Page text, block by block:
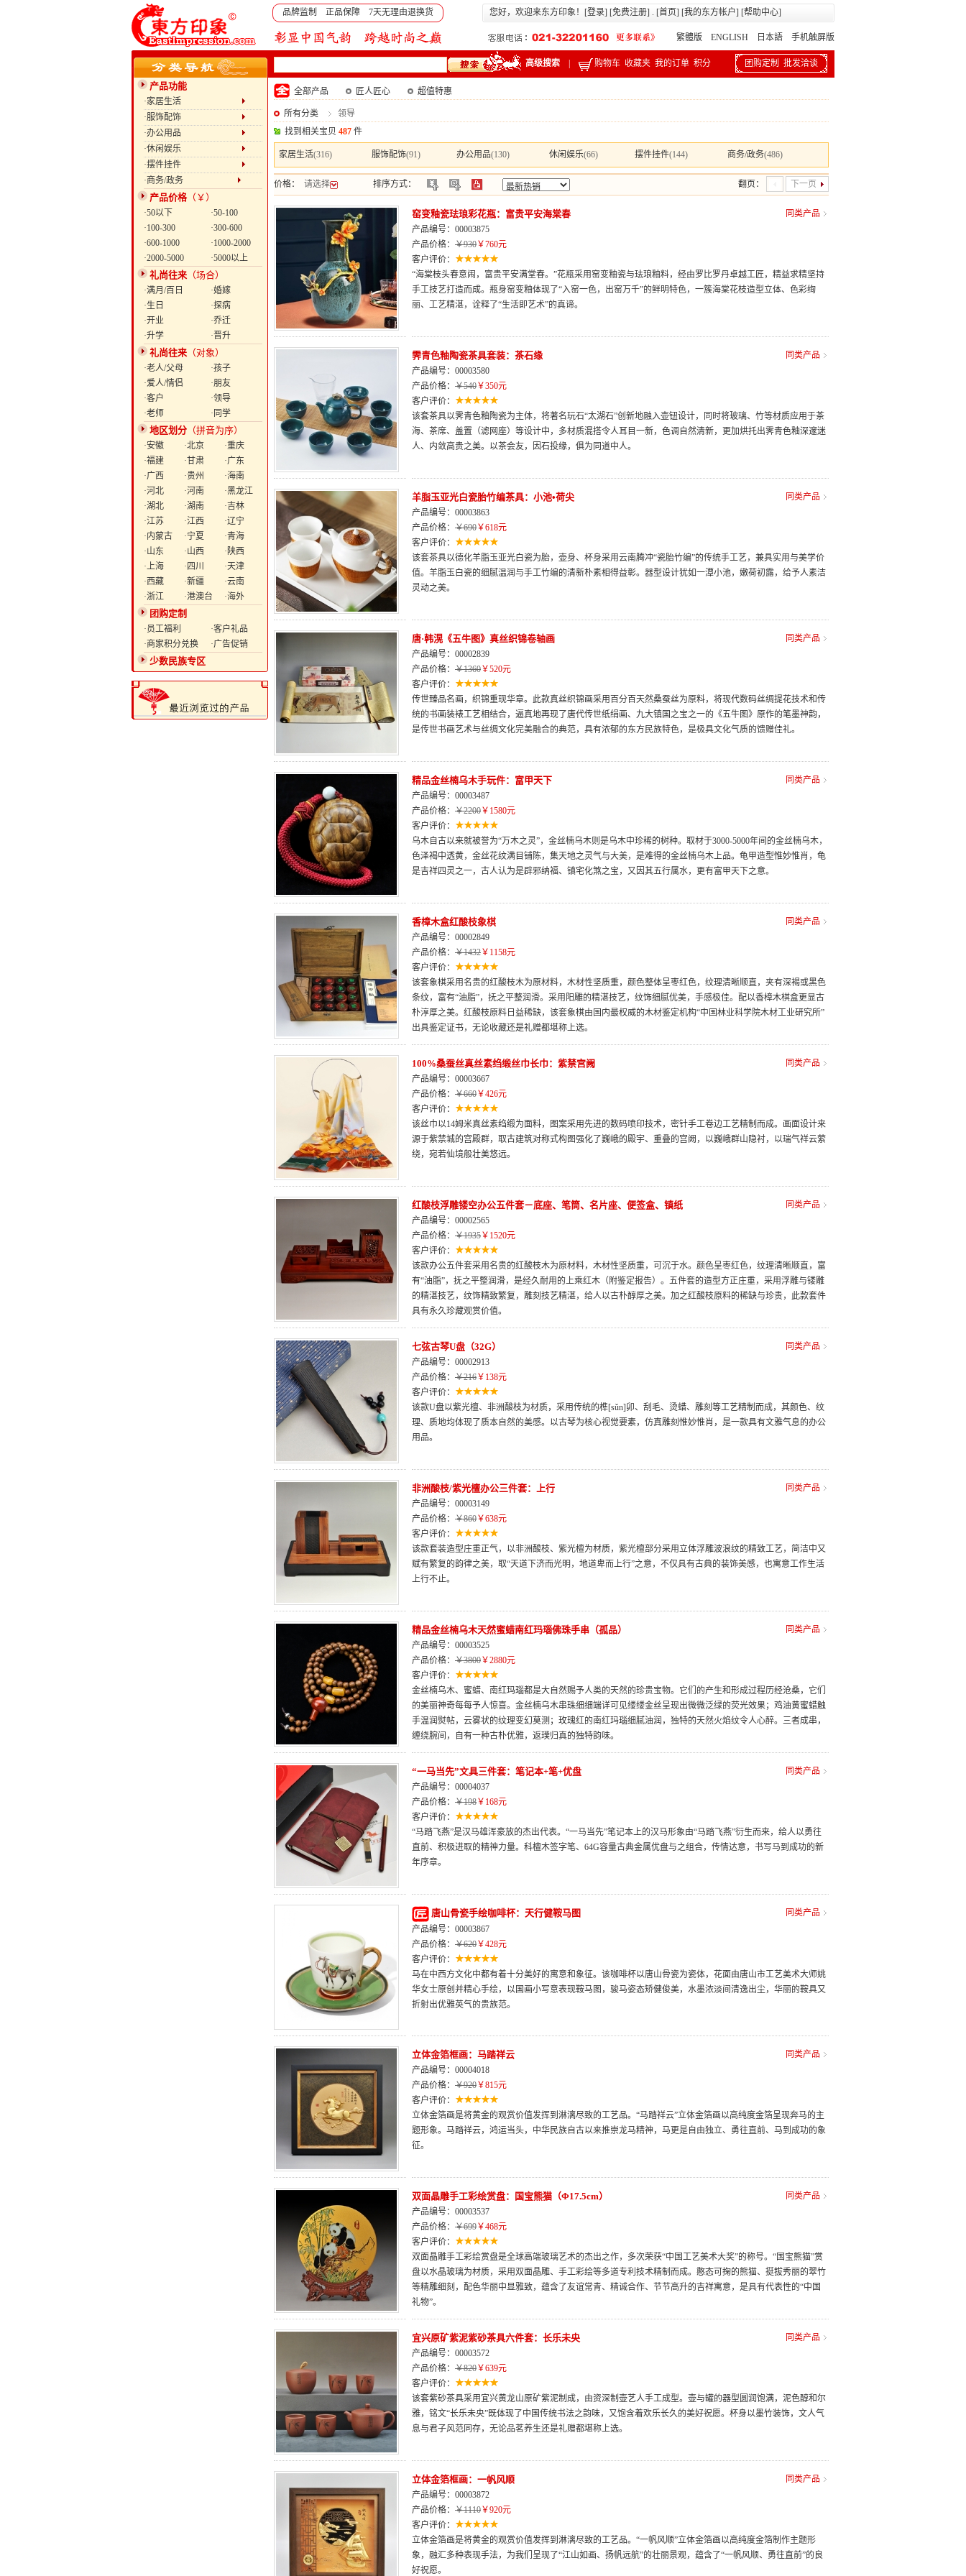
品牌监制 正品保障 7天无理由退换货 您好，欢迎来东方印象！[登录] [免费注册] . [首页] [我的东方帐户] [帮助中心]
繁體版 ENGLISH 日本語 手机触屏版
高级搜索 购物车 收藏夹 我的订单 积分 团购定制 批发洽谈
产品功能
·家居生活
·服饰配饰
·办公用品
·休闲娱乐
·摆件挂件
·商务/政务
产品价格（￥）
·50以下
·50-100
·100-300
·300-600
·600-1000
·1000-2000
·2000-5000
·5000以上
礼尚往来 （场合）
·满月/百日
·婚嫁
·生日
·探病
·开业
·乔迁
·升学
·晋升
礼尚往来 （对象）
·老人/父母
·孩子
·爱人/情侣
·朋友
·客户
·领导
·老师
·同学
地区划分 （拼音为序）
·安徽 ·北京
·重庆
·福建
·甘肃
·广东
·广西
·贵州
·海南
·河北
·河南
·黑龙江
·湖北
·湖南
·吉林
·江苏
·江西
·辽宁
·内蒙古
·宁夏
·青海
·山东
·山西
·陕西
·上海
·四川
·天津
·西藏
·新疆
·云南
·浙江
·港澳台 ·海外
团购定制
·员工福利
·客户礼品
·商家积分兑换
·广告促销
少数民族专区
全部产品 匠人匠心 超值特惠
所有分类
领导
找到相关宝贝 487 件
家居生活(316) 服饰配饰(91) 办公用品(130) 休闲娱乐(66) 摆件挂件(144) 商务/政务(486)
价格： 请选择 排序方式： 翻页： 下一页
窑变釉瓷珐琅彩花瓶：富贵平安海棠春
同类产品
产品编号：00003875
产品价格： ￥930￥760元
客户评价：
“海棠枝头春意闹，富贵平安满堂春。”花瓶采用窑变釉瓷与珐琅釉料，经由罗比罗丹卓越工匠，精益求精坚持
手工技艺打造而成。瓶身窑变釉体现了“入窑一色，出窑万千”的鲜明特色，一簇海棠花枝造型立体、色彩绚
丽、工艺精湛，诠释了“生活即艺术”的真谛。
霁青色釉陶瓷茶具套装：茶石缘
同类产品
产品编号：00003580
产品价格： ￥540￥350元
客户评价：
该套茶具以霁青色釉陶瓷为主体，将著名玩石“太湖石”创新地融入壶钮设计，同时将玻璃、竹等材质应用于茶
海、茶席、盖置（滤网座）等设计中，多材质混搭令人耳目一新，色调自然清新，更加烘托出霁青色釉深邃迷
人、内敛高贵之美。以茶会友，因石投缘，俱为同道中人。
羊脂玉亚光白瓷胎竹编茶具：小池•荷尖
同类产品
产品编号：00003863
产品价格： ￥690￥618元
客户评价：
该套茶具以德化羊脂玉亚光白瓷为胎，壶身、杯身采用云南腾冲“瓷胎竹编”的传统手工艺，兼具实用与美学价
值。羊脂玉白瓷的细腻温润与手工竹编的清新朴素相得益彰。器型设计犹如一潭小池，嫩荷初露，给予人素洁
灵动之美。
唐·韩滉《五牛图》真丝织锦卷轴画
同类产品
产品编号：00002839
产品价格： ￥1360￥520元
客户评价：
传世臻品名画，织锦重现华章。此款真丝织锦画采用百分百天然桑蚕丝为原料，将现代数码丝绸提花技术和传
统的书画装裱工艺相结合，逼真地再现了唐代传世纸绢画、九大镇国之宝之一的《五牛图》原作的笔墨神韵，
是传世书画艺术与丝绸文化完美融合的典范，具有浓郁的东方民族特色，是极具文化气质的馈赠佳礼。
精品金丝楠乌木手玩件：富甲天下
同类产品
产品编号：00003487
产品价格： ￥2200￥1580元
客户评价：
乌木自古以来就被誉为“万木之灵”，金丝楠乌木则是乌木中珍稀的树种。取材于3000-5000年间的金丝楠乌木，
色泽褐中透黄，金丝花纹满目铺陈，集天地之灵气与大美，是难得的金丝楠乌木上品。龟甲造型惟妙惟肖，龟
是吉祥四灵之一，古人认为是辟邪纳福、镇宅化煞之宝，又因其五行属水，更有富甲天下之意。
香樟木盒红酸枝象棋
同类产品
产品编号：00002849
产品价格： ￥1432￥1158元
客户评价：
该套象棋采用名贵的红酸枝木为原材料，木材性坚质重，颜色整体呈枣红色，纹理清晰顺直，夹有深褐或黑色
条纹，富有“油脂”，抚之平整润滑。采用阳雕的精湛技艺，纹饰细腻优美，手感极佳。配以香樟木棋盒更显古
朴淳厚之美。红酸枝原料日益稀缺，该套象棋由国内最权威的木材鉴定机构“中国林业科学院木材工业研究所”
出具鉴定证书，无论收藏还是礼赠都堪称上选。
100%桑蚕丝真丝素绉缎丝巾长巾：紫禁宫阙
同类产品
产品编号：00003667
产品价格： ￥660￥426元
客户评价：
该丝巾以14姆米真丝素绉缎为面料，图案采用先进的数码喷印技术，密针手工卷边工艺精制而成。画面设计来
源于紫禁城的宫殿群，取古建筑对称式构图强化了巍峨的殿宇、重叠的宫阙，以巍峨群山隐衬，以瑞气祥云萦
绕，宛若仙境般壮美悠远。
红酸枝浮雕镂空办公五件套－底座、笔筒、名片座、便签盒、镇纸
同类产品
产品编号：00002565
产品价格： ￥1935￥1520元
客户评价：
该款办公五件套采用名贵的红酸枝木为原材料，木材性坚质重，可沉于水。颜色呈枣红色，纹理清晰顺直，富
有“油脂”，抚之平整润滑，是经久耐用的上乘红木（附鉴定报告）。五件套的造型方正庄重，采用浮雕与镂雕
的精湛技艺，纹饰精致繁复，雕刻技艺精湛，给人以古朴醇厚之美。加之红酸枝原料的稀缺与珍贵，此款套件
具有永久珍藏观赏价值。
七弦古琴U盘（32G）
同类产品
产品编号：00002913
产品价格： ￥216￥138元
客户评价：
该款U盘以紫光檀、非洲酸枝为材质，采用传统的榫[sǔn]卯、刮毛、烫蜡、雕刻等工艺精制而成，其颜色、纹
理、质地均体现了质本自然的美感。以古琴为核心视觉要素，仿真雕刻惟妙惟肖，是一款具有文雅气息的办公
用品。
非洲酸枝/紫光檀办公三件套：上行
同类产品
产品编号：00003149
产品价格： ￥860￥638元
客户评价：
该款套装造型庄重正气，以非洲酸枝、紫光檀为材质，紫光檀部分采用立体浮雕波浪纹的精致工艺，简洁中又
赋有繁复的韵律之美，取“天道下济而光明，地道卑而上行”之意，不仅具有古典的装饰美感，也寓意工作生活
上行不止。
精品金丝楠乌木天然蜜蜡南红玛瑙佛珠手串（孤品）
同类产品
产品编号：00003525
产品价格： ￥3800￥2880元
客户评价：
金丝楠乌木、蜜蜡、南红玛瑙都是大自然赐予人类的天然的珍贵宝物。它们的产生和形成过程历经沧桑，它们
的美丽神奇每每予人惊喜。金丝楠乌木串珠细细端详可见缕缕金丝呈现出微微泛绿的荧光效果；鸡油黄蜜蜡触
手温润熨帖，云雾状的纹理变幻莫测；玫瑰红的南红玛瑙细腻油润，独特的天然火焰纹令人心醉。三者成串，
缠绕腕间，自有一种古朴优雅，返璞归真的独特韵味。
“一马当先”文具三件套：笔记本+笔+优盘
同类产品
产品编号：00004037
产品价格： ￥198￥168元
客户评价：
“马踏飞燕”是汉马雄浑豪放的杰出代表。“一马当先”笔记本上的汉马形象由“马踏飞燕”衍生而来，给人以勇往
直前、积极进取的精神力量。科檀木签字笔、64G容量古典金属优盘与之组合，传情达意，书写马到成功的新
年序章。
唐山骨瓷手绘咖啡杯：天行健鞍马图
同类产品
产品编号：00003867
产品价格： ￥620￥428元
客户评价：
马在中西方文化中都有着十分美好的寓意和象征。该咖啡杯以唐山骨瓷为瓷体，花面由唐山市工艺美术大师姚
华女士原创并精心手绘，以国画小写意表现鞍马图，骏马姿态矫健俊美，水墨浓淡间清逸出尘，华丽的鞍具又
折射出优雅英气的贵族范。
立体金箔框画：马踏祥云
同类产品
产品编号：00004018
产品价格： ￥920￥815元
客户评价：
立体金箔画是将黄金的观赏价值发挥到淋漓尽致的工艺品。“马踏祥云”立体金箔画以高纯度金箔呈现奔马的主
题形象。马踏祥云，鸿运当头，中华民族自古以来推崇龙马精神，马更是自由独立、勇往直前、马到成功的象
征。
双面晶雕手工彩绘赏盘：国宝熊猫（Φ17.5cm）
同类产品
产品编号：00003537
产品价格： ￥699￥468元
客户评价：
双面晶雕手工彩绘赏盘是全球高端玻璃艺术的杰出之作，多次荣获“中国工艺美术大奖”的称号。“国宝熊猫”赏
盘以水晶玻璃为材质，采用双面晶雕、手工彩绘等多道专利技术精制而成。憨态可掬的熊猫、挺拔秀丽的翠竹
等精雕细刻，配色华丽中显雅致，蕴含了友谊常青、精诚合作、节节高升的吉祥寓意，是具有代表性的“中国
礼物”。
宜兴原矿紫泥紫砂茶具六件套：长乐未央
同类产品
产品编号：00003572
产品价格： ￥820￥639元
客户评价：
该套紫砂茶具采用宜兴黄龙山原矿紫泥制成，由资深制壶艺人手工成型。壶与罐的器型圆润饱满，泥色醇和尔
雅，铭文“长乐未央”既体现了中国传统书法之韵味，又饱含着欢乐长久的美好祝愿。杯身以墨竹装饰，文人气
息与君子风范同存，无论品茗养生还是礼赠都堪称上选。
立体金箔框画：一帆风顺
同类产品
产品编号：00003872
产品价格： ￥1110￥920元
客户评价：
立体金箔画是将黄金的观赏价值发挥到淋漓尽致的工艺品。“一帆风顺”立体金箔画以高纯度金箔制作主题形
象，融汇多种表现手法，为我们呈现了“江山如画、扬帆远航”的壮丽景观，蕴含了“一帆风顺、勇往直前”的良
好祝愿。